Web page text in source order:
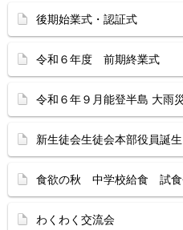
後期始業式・認証式
令和６年度 前期終業式
令和６年９月能登半島 大雨
新生徒会生徒会本部役員誕生
食欲の秋 中学校給食 試食
わくわく交流会